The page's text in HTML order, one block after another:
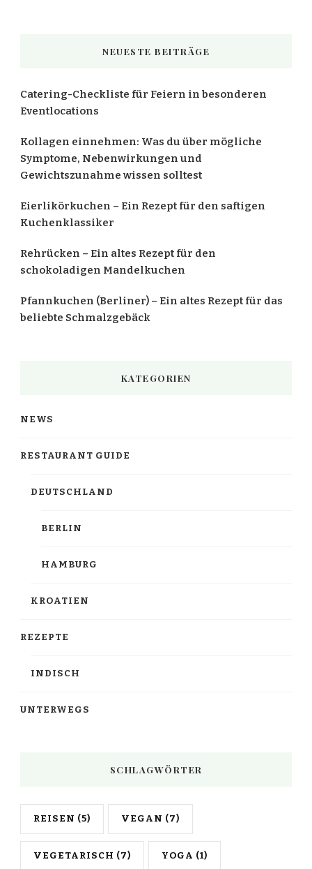
NEUESTE BEITRÄGE
Catering-Checkliste für Feiern in besonderen
Eventlocations
Kollagen einnehmen: Was du über mögliche
Symptome, Nebenwirkungen und
Gewichtszunahme wissen solltest
Eierlikörkuchen – Ein Rezept für den saftigen
Kuchenklassiker
Rehrücken – Ein altes Rezept für den
schokoladigen Mandelkuchen
Pfannkuchen (Berliner) – Ein altes Rezept für das
beliebte Schmalzgebäck
KATEGORIEN
NEWS
RESTAURANT GUIDE
DEUTSCHLAND
BERLIN
HAMBURG
KROATIEN
REZEPTE
INDISCH
UNTERWEGS
SCHLAGWÖRTER
REISEN (5) VEGAN (7)
VEGETARISCH (7) YOGA (1)